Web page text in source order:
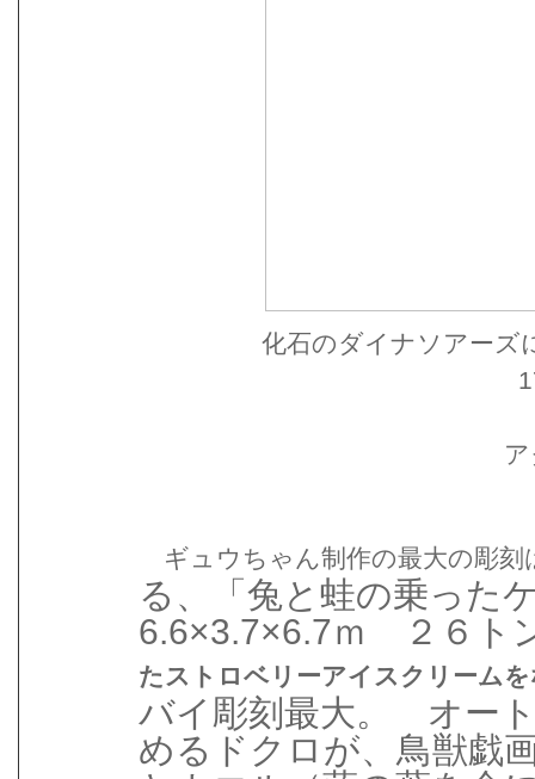
化石のダイナソアーズ
ギュウちゃん制作の最大の彫刻
る、「兔と蛙の乗っ
6.6×3.7×6.7ｍ ２６ト
たストロベリーアイスクリーム
バイ彫刻最大。 オー
めるドクロが、鳥獣戯